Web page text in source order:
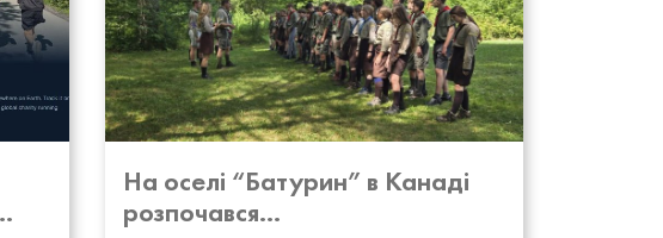
На оселі “Батурин” в Канаді
розпочався...